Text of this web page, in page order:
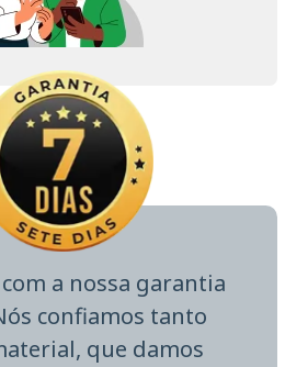
com a nossa garantia
confiamos tanto
que damos